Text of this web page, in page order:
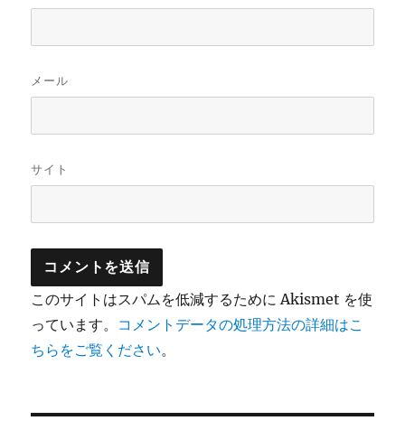
メール
サイト
このサイトはスパムを低減するために Akismet を使
っています。 コメントデータの処理方法の詳細はこ
ちらをご覧ください。